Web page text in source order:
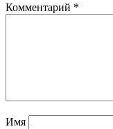
Комментарий *
Имя